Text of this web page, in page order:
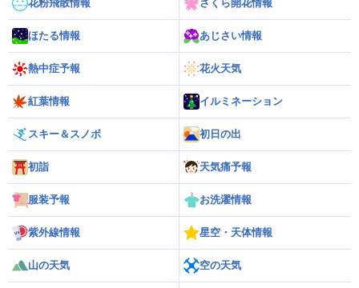
花粉飛散情報 さくら開花情報
ほたる情報 あじさい情報
熱中症予報 花火天気
紅葉情報 イルミネーション
スキー＆スノボ 初日の出
初詣 天気痛予報
服装予報 お洗濯情報
紫外線情報 星空・天体情報
山の天気 空の天気